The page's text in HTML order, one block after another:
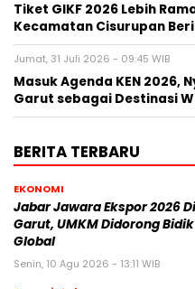
Tiket GIKF 2026 Lebih
Kecamatan Cisurupan
Jumat, 31 Juli 2026 - 09:45 WIB
Masuk Agenda KEN 2026,
Garut sebagai Destinasi
BERITA TERBARU
EKONOMI
Jabar Jawara Ekspor 2026
Garut, UMKM Didorong
Global
Senin, 10 Agu 2026 - 13:11 WIB